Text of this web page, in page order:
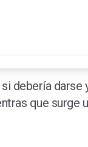
debería darse
que surge